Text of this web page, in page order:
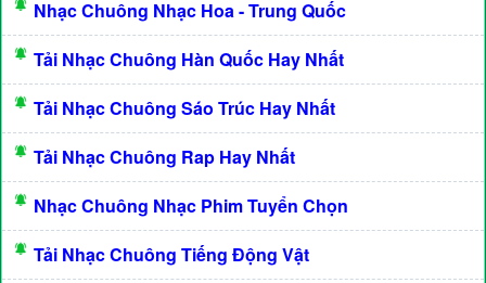
Nhạc Chuông Nhạc Hoa - Trung Quốc
Tải Nhạc Chuông Hàn Quốc Hay Nhất
Tải Nhạc Chuông Sáo Trúc Hay Nhất
Tải Nhạc Chuông Rap Hay Nhất
Nhạc Chuông Nhạc Phim Tuyển Chọn
Tải Nhạc Chuông Tiếng Động Vật